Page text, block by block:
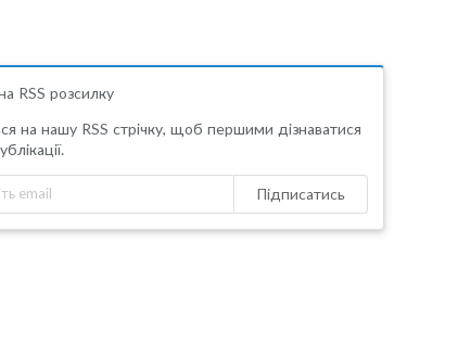
RSS розсилку
на нашу RSS стрічку, щоб першими дізнаватися
Підписатись